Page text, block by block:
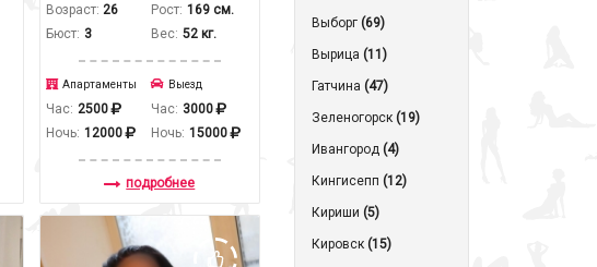
Возраст: 26
Бюст: 3
Рост: 169 см.
Вес: 52 кг.
Апартаменты
Час: 2500
Ночь: 12000
Выезд
Час: 3000
Ночь: 15000
подробнее
Выборг (69)
Вырица (11)
Гатчина (47)
Зеленогорск (19)
Ивангород (4)
Кингисепп (12)
Кириши (5)
Кировск (15)